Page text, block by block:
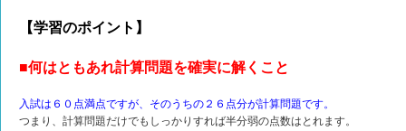
【学習のポイント】
■何はともあれ計算問題を確実に解くこと
入試は６０点満点ですが、そのうちの２６点分が計算問題です。
つまり、計算問題だけでもしっかりすれば半分弱の点数はとれます。